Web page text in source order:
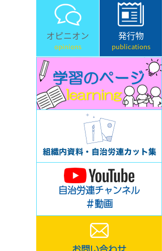
オピニオン
opinions
発行物
publications
自治労連チャンネル
＃動画